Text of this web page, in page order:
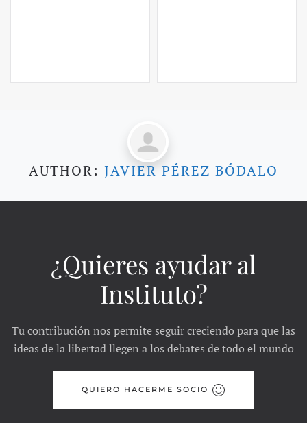
AUTHOR: JAVIER PÉREZ BÓDALO
¿Quieres ayudar al
Instituto?
Tu contribución nos permite seguir creciendo para que las
ideas de la libertad llegen a los debates de todo el mundo
QUIERO HACERME SOCIO